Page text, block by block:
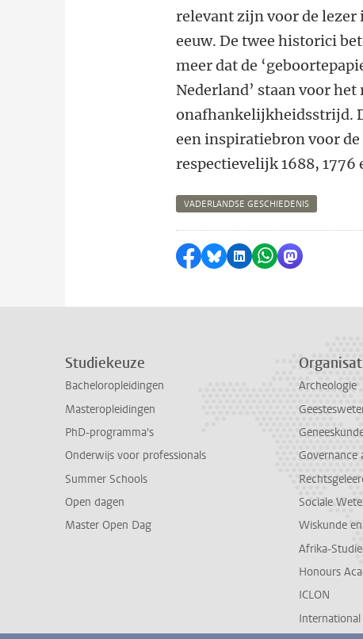
relevant zijn voor de lezer
eeuw. De twee historici
meer dat de
Nederland’ staan voor
onafhankelijkheidsstrijd.
een inspiratiebron voor de
respectievelijk 1688, 1776
VADERLANDSE GESCHIEDENIS
Delen op Facebook
Delen via Bluesky
Delen op LinkedIn
Delen via
Delen via
Studiekeuze
Bacheloropleidingen
Masteropleidingen
PhD-programma's
Onderwijs voor professionals
Summer Schools
Open dagen
Master Open Dag
Archeologie
Governance
Sociale
Wiskunde
Afrika-
Honours
ICLON